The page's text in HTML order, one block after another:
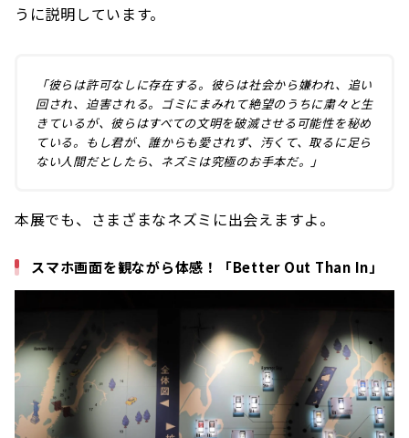
うに説明しています。
「彼らは許可なしに存在する。彼らは社会から嫌われ、追い
回され、迫害される。ゴミにまみれて絶望のうちに粛々と生
きているが、彼らはすべての文明を破滅させる可能性を秘め
ている。もし君が、誰からも愛されず、汚くて、取るに足ら
ない人間だとしたら、ネズミは究極のお手本だ。」
本展でも、さまざまなネズミに出会えますよ。
スマホ画面を観ながら体感！「Better Out Than In」